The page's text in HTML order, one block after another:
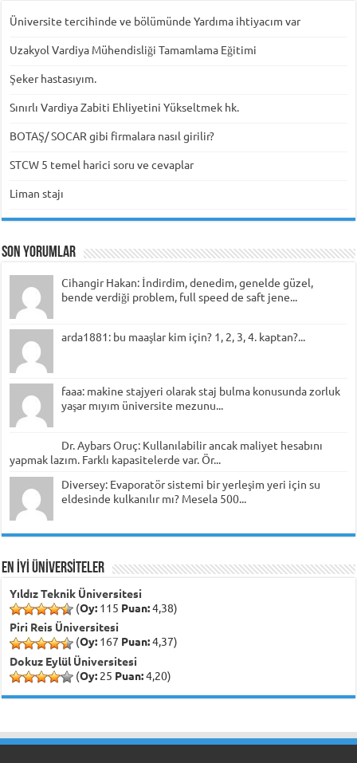
Üniversite tercihinde ve bölümünde Yardıma ihtiyacım var
Uzakyol Vardiya Mühendisliği Tamamlama Eğitimi
Şeker hastasıyım.
Sınırlı Vardiya Zabiti Ehliyetini Yükseltmek hk.
BOTAŞ/ SOCAR gibi firmalara nasıl girilir?
STCW 5 temel harici soru ve cevaplar
Liman stajı
Son Yorumlar
Cihangir Hakan: İndirdim, denedim, genelde güzel,
bende verdiği problem, full speed de saft jene...
arda1881: bu maaşlar kim için? 1, 2, 3, 4. kaptan?...
faaa: makine stajyeri olarak staj bulma konusunda zorluk
yaşar mıyım üniversite mezunu...
Dr. Aybars Oruç: Kullanılabilir ancak maliyet hesabını
yapmak lazım. Farklı kapasitelerde var. Ör...
Diversey: Evaporatör sistemi bir yerleşim yeri için su
eldesinde kulkanılır mı? Mesela 500...
EN İYİ ÜNİVERSİTELER
Yıldız Teknik Üniversitesi
(Oy: 115 Puan:4,38)
Piri Reis Üniversitesi
(Oy: 167 Puan:4,37)
Dokuz Eylül Üniversitesi
(Oy: 25 Puan:4,20)